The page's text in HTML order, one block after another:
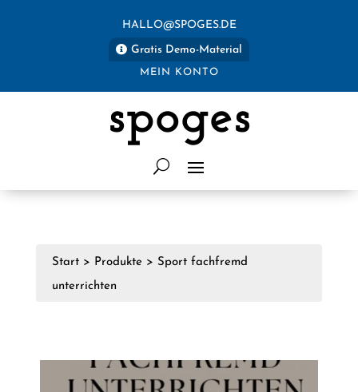
HALLO@SPOGES.DE
Gratis Demo-Material
MEIN KONTO
spoges
Start> Produkte > Sport fachfremd
unterrichten